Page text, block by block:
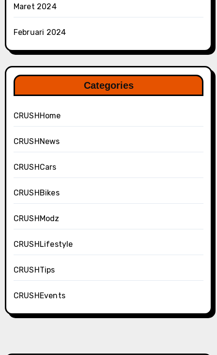
Maret 2024
Februari 2024
Categories
CRUSHHome
CRUSHNews
CRUSHCars
CRUSHBikes
CRUSHModz
CRUSHLifestyle
CRUSHTips
CRUSHEvents